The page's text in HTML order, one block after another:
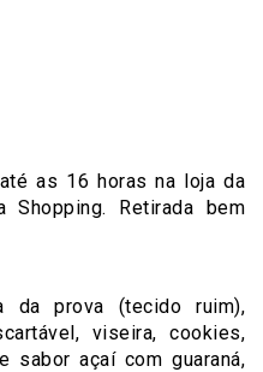
as 16 horas na loja da
Shopping. Retirada bem
da prova (tecido ruim),
viseira, cookies,
sabor açaí com guaraná,